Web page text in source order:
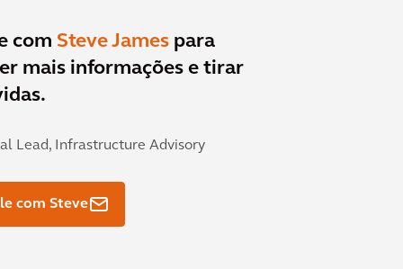
com Steve James para
mais informações e tirar
Lead, Infrastructure Advisory
com Steve